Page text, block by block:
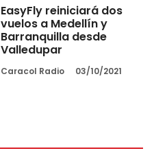
EasyFly reiniciará dos
vuelos a Medellín y
Barranquilla desde
Valledupar
Caracol Radio 03/10/2021